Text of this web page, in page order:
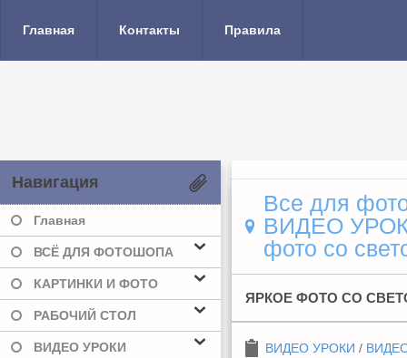
Главная Контакты Правила
Навигация
Главная
ВСЁ ДЛЯ ФОТОШОПА
КАРТИНКИ И ФОТО
РАБОЧИЙ СТОЛ
ВИДЕО УРОКИ
Все для
ВИДЕО
фото со
ЯРКОЕ ФОТО СО
ВИДЕО УРОКИ /